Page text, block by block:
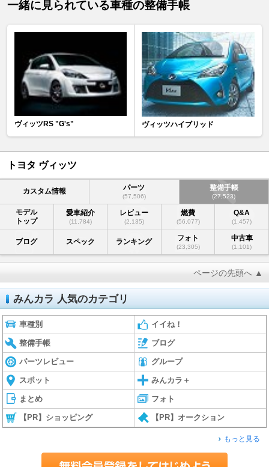
一緒に見られている車種の整備手帳
ヴィッツRS "G's" ヴィッツハイブリッド
トヨタ ヴィッツ
カスタム情報 パーツ
(57,506)
整備手帳
(27,523)
モデル
トップ
愛車紹介
(11,784)
レビュー
(2,135)
燃費
(56,077)
Q&A
(1,457)
ブログ スペック ランキング フォト
(23,305)
中古車
(1,101)
ページの先頭へ ▲
みんカラ 人気のカテゴリ
車種別 イイね！
整備手帳 ブログ
パーツレビュー グループ
スポット みんカラ＋
まとめ フォト
【PR】ショッピング 【PR】オークション
もっと見る